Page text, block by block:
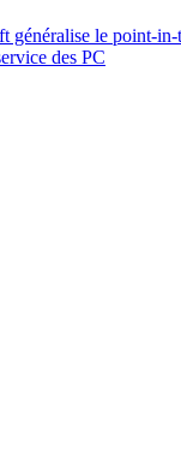
généralise le point-in-
des PC